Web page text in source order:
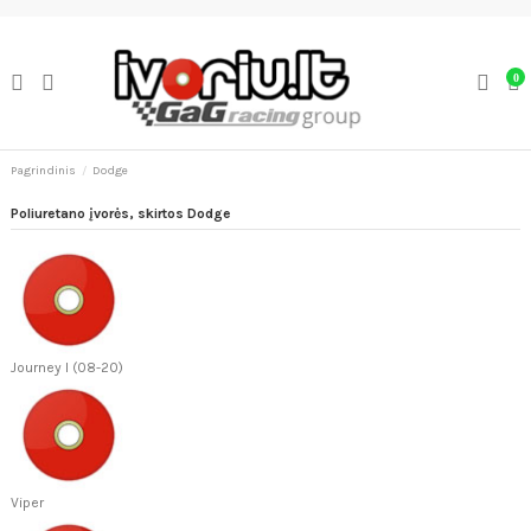
0
Pagrindinis Dodge
Poliuretano įvorės, skirtos Dodge
Journey I (08-20)
Viper